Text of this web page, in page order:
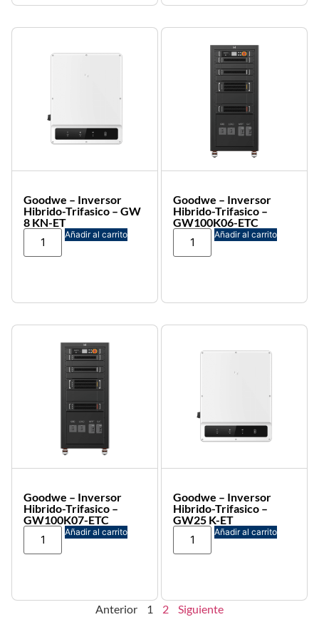
Goodwe – Inversor
Hibrido-Trifasico – GW
8 KN-ET
Añadir al carrito
Goodwe – Inversor
Hibrido-Trifasico –
GW100K06-ETC
Añadir al carrito
Goodwe – Inversor
Hibrido-Trifasico –
GW100K07-ETC
Añadir al carrito
Goodwe – Inversor
Hibrido-Trifasico –
GW25 K-ET
Añadir al carrito
Anterior 1 2 Siguiente